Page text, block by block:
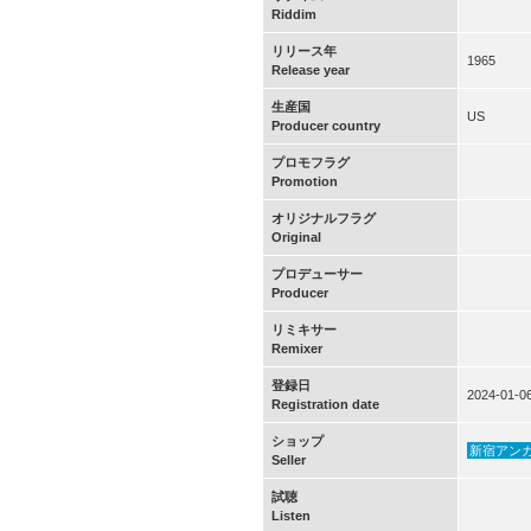
Riddim
リリース年
Release year
1965
生産国
Producer country
US
プロモフラグ
Promotion
オリジナルフラグ
Original
プロデューサー
Producer
リミキサー
Remixer
登録日
Registration date
2024-01-
ショップ
Seller
新宿アン
試聴
Listen